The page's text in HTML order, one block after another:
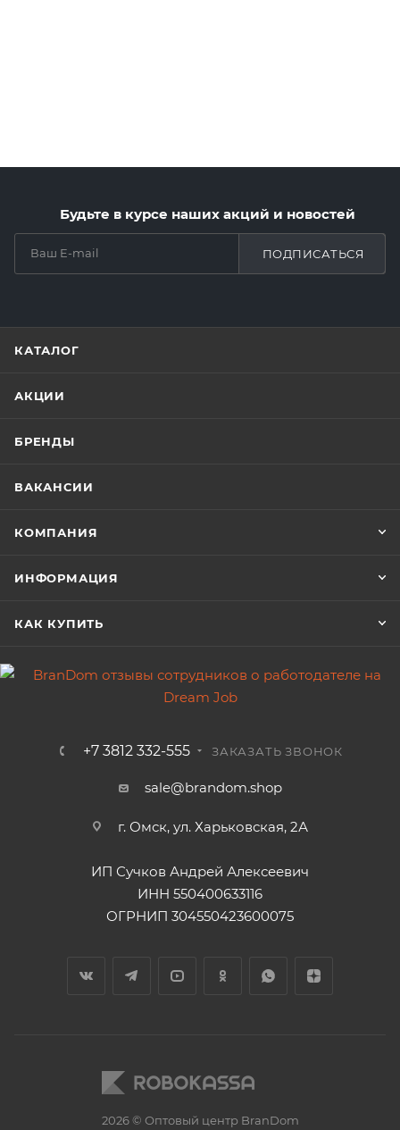
Будьте в курсе наших акций и новостей
ПОДПИСАТЬСЯ
КАТАЛОГ
АКЦИИ
БРЕНДЫ
ВАКАНСИИ
КОМПАНИЯ
ИНФОРМАЦИЯ
КАК КУПИТЬ
+7 3812 332-555 ЗАКАЗАТЬ ЗВОНОК
sale@brandom.shop
г. Омск, ул. Харьковская, 2А
ИП Сучков Андрей Алексеевич
ИНН 550400633116
ОГРНИП 304550423600075
2026 © Оптовый центр BranDom